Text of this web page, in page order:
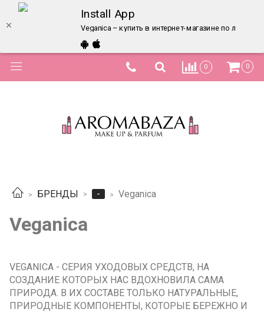
Install App
Veganica – купить в интернет-магазине по лучшей
0 0
БРЕНДЫ - Veganica
Veganica
VEGANICA - СЕРИЯ УХОДОВЫХ СРЕДСТВ, НА
СОЗДАНИЕ КОТОРЫХ НАС ВДОХНОВИЛА САМА
ПРИРОДА. В ИХ СОСТАВЕ ТОЛЬКО НАТУРАЛЬНЫЕ,
ПРИРОДНЫЕ КОМПОНЕНТЫ, КОТОРЫЕ БЕРЕЖНО И